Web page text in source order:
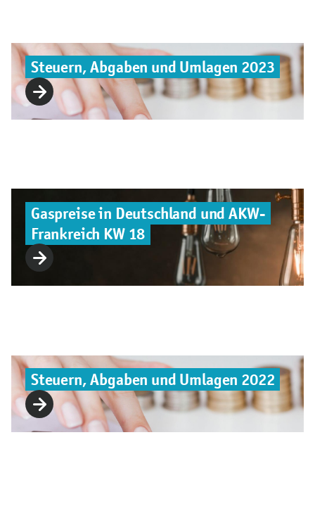
Steuern, Abgaben und Umlagen 2023
Gaspreise in Deutschland und AKW-
Frankreich KW 18
Steuern, Abgaben und Umlagen 2022